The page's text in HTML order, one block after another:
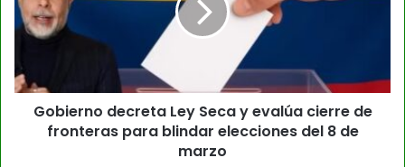
Gobierno decreta Ley Seca y evalúa cierre de
fronteras para blindar elecciones del 8 de
marzo